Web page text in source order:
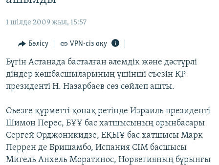
to
main
Search
АДАМ ҚҰҚЫҚТАРЫ
ӘЛЕУМЕТ
ӘЛЕМ
АРНАЙЫ ЖОБАЛАР
Русский
ЖАЗЫЛЫҢЫЗ
1 шілде 2009 жыл, 15:57
Бөлісу VPN-сіз оқу
Бүгін Астанада басталған әлемдік және дәстүрлі
діндер көшбасшыларының үшінші съезін ҚР
президенті Н. Назарбаев сөз сөйлеп ашты.
Съезге құрметті қонақ ретінде Израиль президенті
Шимон Перес, БҰҰ бас хатшысының орынбасары
Сергей Орджоникидзе, ЕҚЫҰ бас хатшысы Марк
Перрен де Бришамбо, Испания СІМ басшысы
Мигель Анхель Моратинос, Норвегияның бұрынғы